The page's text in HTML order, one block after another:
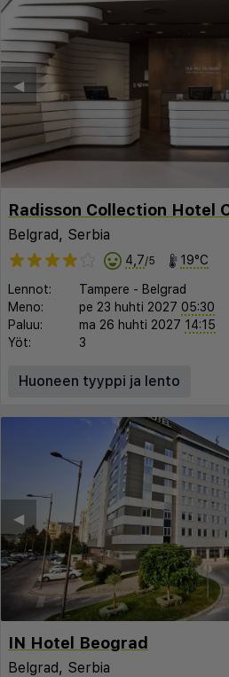
◀︎
Belgrad, Serbia
4,7/5 19°C
Lennot: Tampere - Belgrad
Meno:
pe 23 huhti 2027 05:30
Paluu:
ma 26 huhti 2027 14:15
Yöt:
3
Huoneen tyyppi ja lento
◀︎
IN Hotel Beograd
Belgrad, Serbia